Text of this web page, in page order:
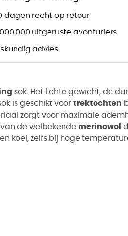
dagen recht op retour
uitgeruste avonturiers
advies
sok. Het lichte gewicht, de
is geschikt voor trektochten
zorgt voor maximale
de welbekende merinowol
koel, zelfs bij hoge